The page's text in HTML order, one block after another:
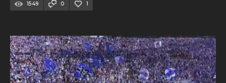
1549 0 1